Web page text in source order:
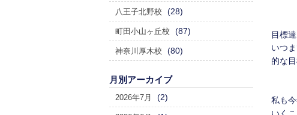
目標
いつ
的な
私も
八王子北野校 (28)
町田小山ヶ丘校 (87)
神奈川厚木校 (80)
月別アーカイブ
2026年7月 (2)